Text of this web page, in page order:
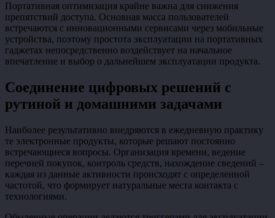
Портативная оптимизация крайне важна для снижения
препятствий доступа. Основная масса пользователей
встречаются с инновационными сервисами через мобильные
устройства, поэтому простота эксплуатации на портативных
гаджетах непосредственно воздействует на начальное
впечатление и выбор о дальнейшем эксплуатации продукта.
Соединение цифровых решений с
рутиной и домашними задачами
Наиболее результативно внедряются в ежедневную практику
те электронные продукты, которые решают постоянно
встречающиеся вопросы. Организация времени, ведение
перечней покупок, контроль средств, нахождение сведений –
каждая из данные активности происходят с определенной
частотой, что формирует натуральные места контакта с
технологиями.